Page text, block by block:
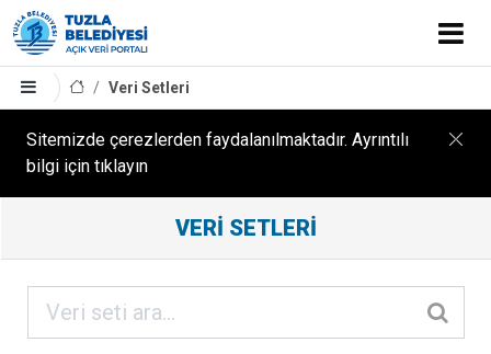
Veri Setleri
Sitemizde çerezlerden faydalanılmaktadır. Ayrıntılı
bilgi için tıklayın
Sonuçları
ORGANIZASYONLAR
VERI SETLERI